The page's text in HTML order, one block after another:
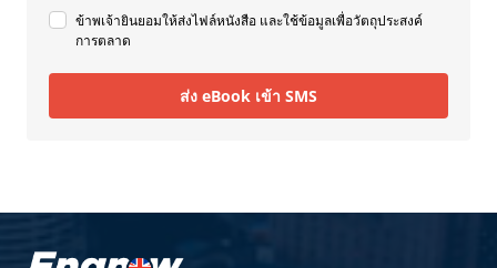
ข้าพเจ้ายินยอมให้ส่งไฟล์หนังสือ และใช้ข้อมูลเพื่อวัตถุประสงค์
การตลาด
ส่ง eBook เข้า SMS